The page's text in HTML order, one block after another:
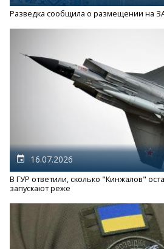
Разведка сообщила о размещении на
16.07.2026
В ГУР ответили, сколько "Кинжалов"
запускают реже